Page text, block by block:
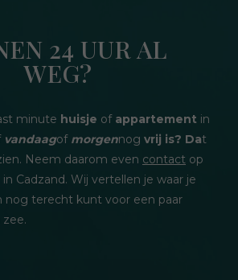
24 UUR AL
WEG?
minute huisje ofappartement in
vandaagof morgennog vrij is? Dat
Neem daarom even contact op
Cadzand. Wij vertellen je waar je
nog terecht kunt voor een paar